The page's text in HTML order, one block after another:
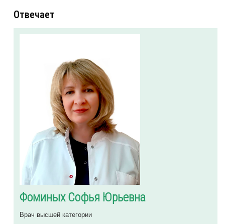
Отвечает
Фоминых Софья Юрьевна
Врач высшей категории